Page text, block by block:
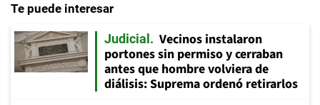
Te puede interesar
Judicial
Vecinos instalaron
portones sin permiso y cerraban
antes que hombre volviera de
diálisis: Suprema ordenó retirarlos